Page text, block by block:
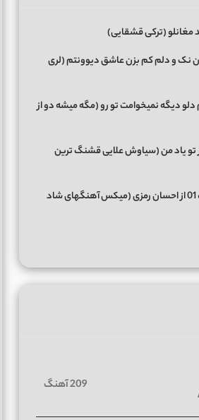
مغانلو (ترکی قشقایی)
نک و دلم کم بزن عاشق دیوونتم (لری
دیگه نمیخوامت تو رو (مگه میشه دو از
تو یاد من (سیاوش علایی قشنگ ترین
دانلود ریمیکس هایپ نایت 01 از احسان رمزی (میکس آهنگهای شاد
209 آهنگ